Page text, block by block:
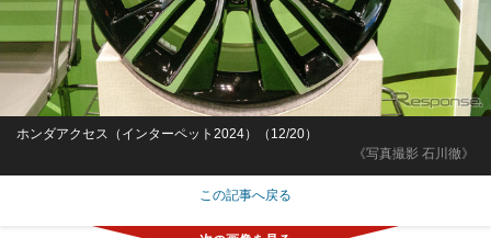
《写真撮影 石川徹》
ホンダアクセス（インターペット2024）（12/20）
この記事へ戻る